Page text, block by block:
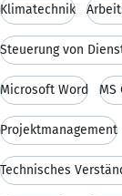
Klimatechnik
Steuerung von
Microsoft Word MS
Projektmanagement
Technisches